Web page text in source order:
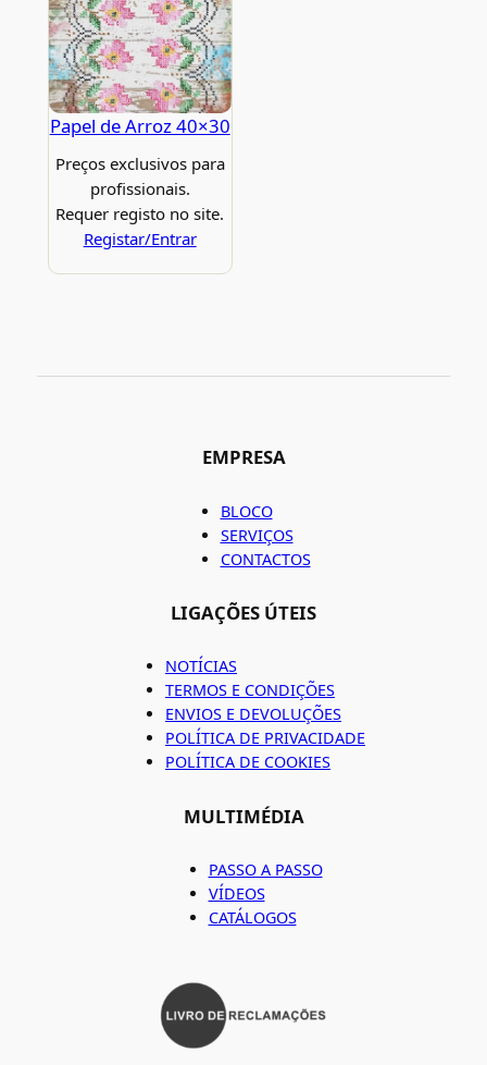
Papel de Arroz 40×30
Preços exclusivos para
profissionais.
Requer registo no site.
Registar/Entrar
EMPRESA
BLOCO
SERVIÇOS
CONTACTOS
LIGAÇÕES ÚTEIS
NOTÍCIAS
TERMOS E CONDIÇÕES
ENVIOS E DEVOLUÇÕES
POLÍTICA DE PRIVACIDADE
POLÍTICA DE COOKIES
MULTIMÉDIA
PASSO A PASSO
VÍDEOS
CATÁLOGOS